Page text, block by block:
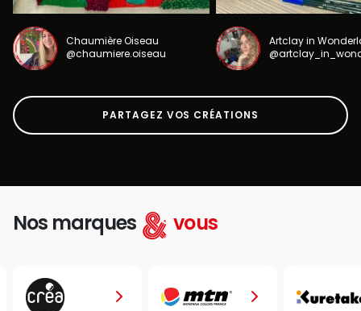
Chaumière Oiseau
@chaumiere.oiseau
Artclay in
PARTAGEZ VOS CRÉATIONS
Nos marques vous